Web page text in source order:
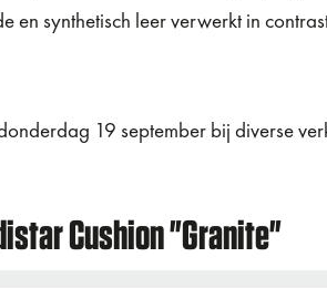
en synthetisch leer verwerkt in
19 september bij diverse
Cushion "Granite"